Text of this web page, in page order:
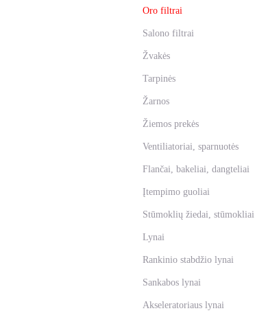
Oro filtrai
Salono filtrai
Žvakės
Tarpinės
Žarnos
Žiemos prekės
Ventiliatoriai, sparnuotės
Flančai, bakeliai, dangteliai
Įtempimo guoliai
Stūmoklių žiedai, stūmokliai
Lynai
Rankinio stabdžio lynai
Sankabos lynai
Akseleratoriaus lynai